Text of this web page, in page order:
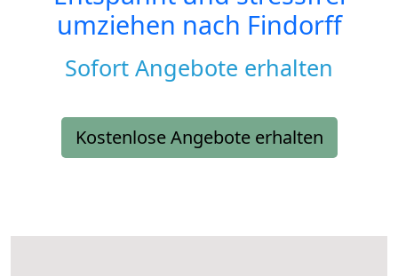
umziehen nach Findorff
Sofort Angebote erhalten
Kostenlose Angebote erhalten